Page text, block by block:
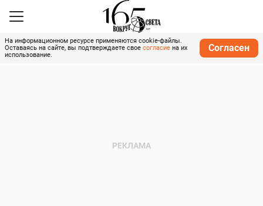
На информационном ресурсе применяются cookie-файлы.
Оставаясь на сайте, вы подтверждаете свое согласие на их
использование.
Согласен